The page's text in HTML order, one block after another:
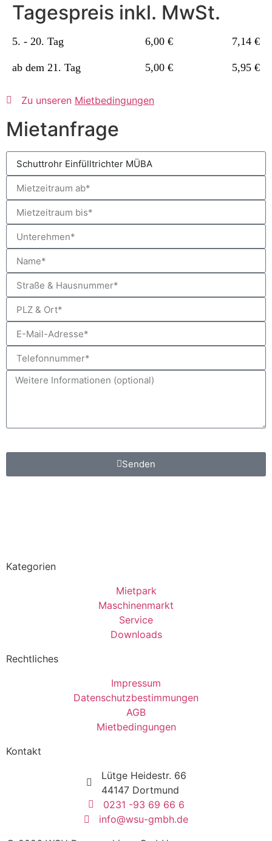
Tagespreis inkl. MwSt.
5. - 20. Tag 6,00 € 7,14 €
ab dem 21. Tag 5,00 € 5,95 €
Zu unseren Mietbedingungen
Mietanfrage
Senden
Kategorien
Mietpark
Maschinenmarkt
Service
Downloads
Rechtliches
Impressum
Datenschutzbestimmungen
AGB
Mietbedingungen
Kontakt
Lütge Heidestr. 66
44147 Dortmund
0231 -93 69 66 6
info@wsu-gmbh.de